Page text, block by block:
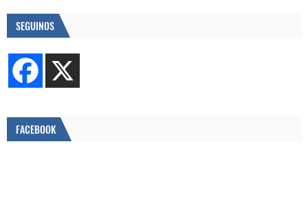
SEGUINOS
FACEBOOK